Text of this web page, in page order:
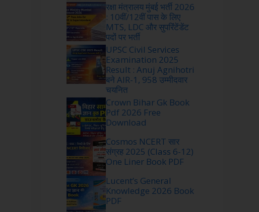
रक्षा मंत्रालय मुंबई भर्ती 2026
: 10वीं/12वीं पास के लिए
MTS, LDC और सुपरिंटेंडेंट
पदों पर भर्ती
UPSC Civil Services
Examination 2025
Result : Anuj Agnihotri
बने AIR-1, 958 उम्मीदवार
चयनित
Crown Bihar Gk Book
Pdf 2026 Free
Download
Cosmos NCERT सार
संग्रह 2025 (Class 6-12)
One Liner Book PDF
Lucent’s General
Knowledge 2026 Book
PDF